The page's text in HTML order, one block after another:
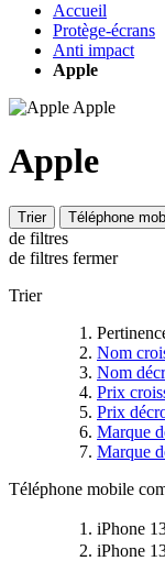
Accueil
Protège-écrans
Anti impact
Apple
Apple
Trier Téléphone
de filtres
de filtres fermer
Trier
Nom
Nom
Prix
Prix
Marque
Marque
Téléphone mobile
iPhone
iPhone